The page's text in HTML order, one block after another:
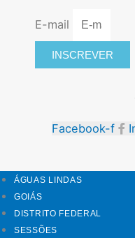
E-mail
INSCREVER
Facebook-f
ÁGUAS LINDAS
GOIÁS
DISTRITO FEDERAL
SESSÕES